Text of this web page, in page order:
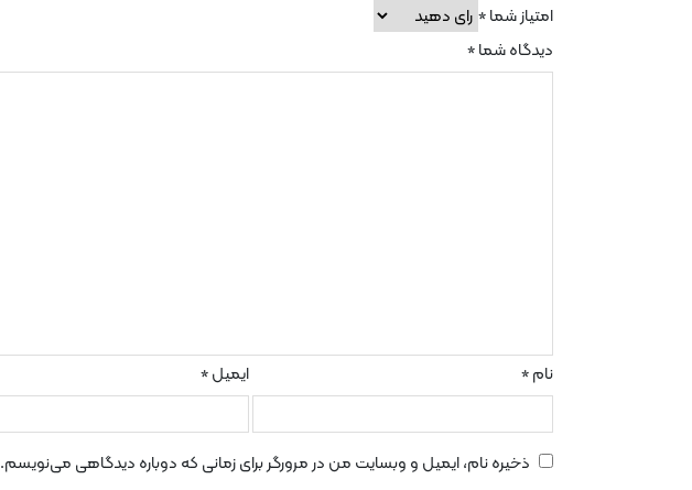
امتیاز شما*
دیدگاه شما*
نام* ایمیل*
ذخیره نام، ایمیل و وبسایت من در مرورگر برای زمانی که دوباره دیدگاهی می‌نویسم.